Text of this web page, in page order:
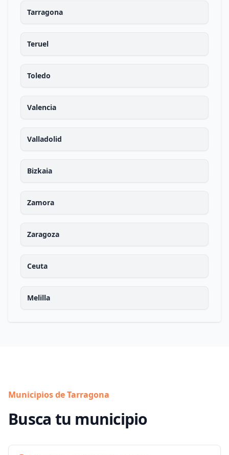
Tarragona
Teruel
Toledo
Valencia
Valladolid
Bizkaia
Zamora
Zaragoza
Ceuta
Melilla
Municipios de Tarragona
Busca tu municipio